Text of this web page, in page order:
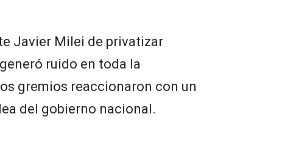
Javier Milei de privatizar
ruido en toda la
gremios reaccionaron con un
del gobierno nacional.